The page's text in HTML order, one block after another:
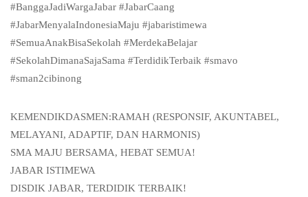
#BanggaJadiWargaJabar #JabarCaang
#JabarMenyalaIndonesiaMaju #jabaristimewa
#SemuaAnakBisaSekolah #MerdekaBelajar
#SekolahDimanaSajaSama #TerdidikTerbaik #smavo
#sman2cibinong
KEMENDIKDASMEN:RAMAH (RESPONSIF, AKUNTABEL,
MELAYANI, ADAPTIF, DAN HARMONIS)
SMA MAJU BERSAMA, HEBAT SEMUA!
JABAR ISTIMEWA
DISDIK JABAR, TERDIDIK TERBAIK!